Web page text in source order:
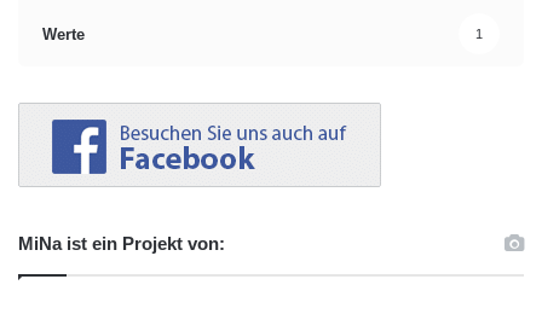
Werte 1
MiNa ist ein Projekt von: